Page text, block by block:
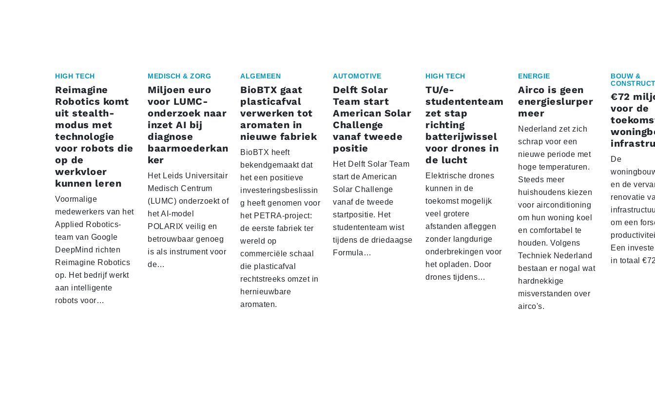
HIGH TECH
Reimagine
Robotics komt
uit stealth-
modus met
technologie
voor robots die
op de
werkvloer
kunnen leren
Voormalige
medewerkers van het
Applied Robotics-
team van Google
DeepMind richten
Reimagine Robotics
op. Het bedrijf werkt
aan intelligente
robots voor…
MEDISCH & ZORG
Miljoen euro
voor LUMC-
onderzoek naar
inzet AI bij
diagnose
baarmoederkan
ker
Het Leids Universitair
Medisch Centrum
(LUMC) onderzoekt of
het AI-model
POLARIX veilig en
betrouwbaar genoeg
is als instrument voor
de…
ALGEMEEN
BioBTX gaat
plasticafval
verwerken tot
aromaten in
nieuwe fabriek
BioBTX heeft
bekendgemaakt dat
het een positieve
investeringsbeslissin
g heeft genomen voor
het PETRA-project:
de eerste fabriek ter
wereld op
commerciële schaal
die plasticafval
rechtstreeks omzet in
hernieuwbare
aromaten.
AUTOMOTIVE
Delft Solar
Team start
American Solar
Challenge
vanaf tweede
positie
Het Delft Solar Team
start de American
Solar Challenge
vanaf de tweede
startpositie. Het
studententeam wist
tijdens de driedaagse
Formula…
HIGH TECH
TU/e-
studententeam
zet stap
richting
batterijwissel
voor drones in
de lucht
Elektrische drones
kunnen in de
toekomst mogelijk
veel grotere
afstanden afleggen
zonder langdurige
onderbrekingen voor
het opladen. Door
drones tijdens…
ENERGIE
Airco is geen
energieslurper
meer
Nederland zet zich
schrap voor een
nieuwe periode met
hoge temperaturen.
Steeds meer
huishoudens kiezen
voor airconditioning
om hun woning koel
en comfortabel te
houden. Volgens
Techniek Nederland
bestaan er nogal wat
hardnekkige
misverstanden over
airco's.
BOUW &
€72
voor de
De
en de
renovatie
om een
Een
in totaal